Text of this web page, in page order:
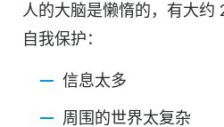
人的大脑是懒惰的，有大约
自我保护：
信息太多
周围的世界太复杂